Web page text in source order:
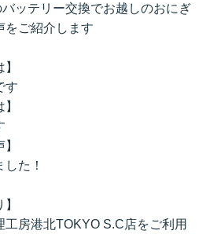
ッテリー交換でお越しのおにぎ
をご紹介します
す
た！
工房港北TOKYO S.C店をご利用